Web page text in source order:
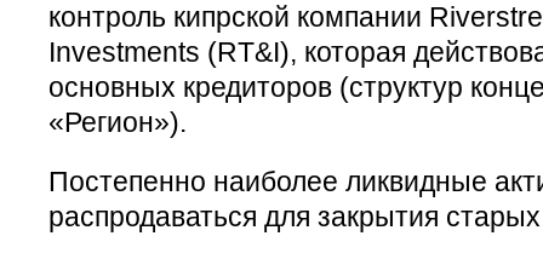
контроль кипрской компании
Investments (RT&I), которая
основных кредиторов (структур
«Регион»).
Постепенно наиболее ликвидные
распродаваться для закрытия